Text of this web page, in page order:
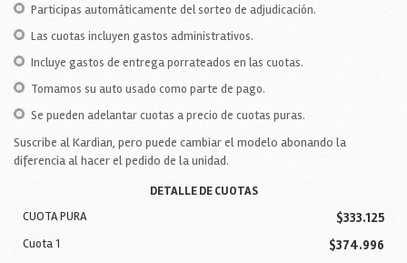
Participas automáticamente del sorteo de adjudicación.
Las cuotas incluyen gastos administrativos.
Incluye gastos de entrega porrateados en las cuotas.
Tomamos su auto usado como parte de pago.
Se pueden adelantar cuotas a precio de cuotas puras.
Suscribe al Kardian, pero puede cambiar el modelo abonando la
diferencia al hacer el pedido de la unidad.
DETALLE DE CUOTAS
CUOTA PURA
$333.125
Cuota 1 $374.996